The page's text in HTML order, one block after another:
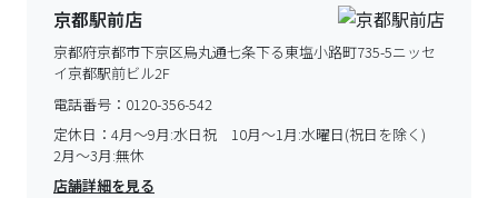
京都駅前店
京都府京都市下京区烏丸通七条下る東塩小路町735-5ニッセ
イ京都駅前ビル2F
電話番号： 0120-356-542
定休日： 4月～9月:水日祝 10月～1月:水曜日(祝日を除く)
2月～3月:無休
店舗詳細を見る